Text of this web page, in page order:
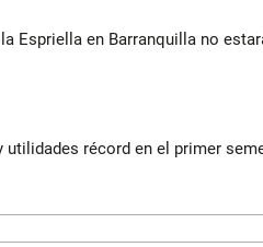
Espriella en Barranquilla no
récord en el primer